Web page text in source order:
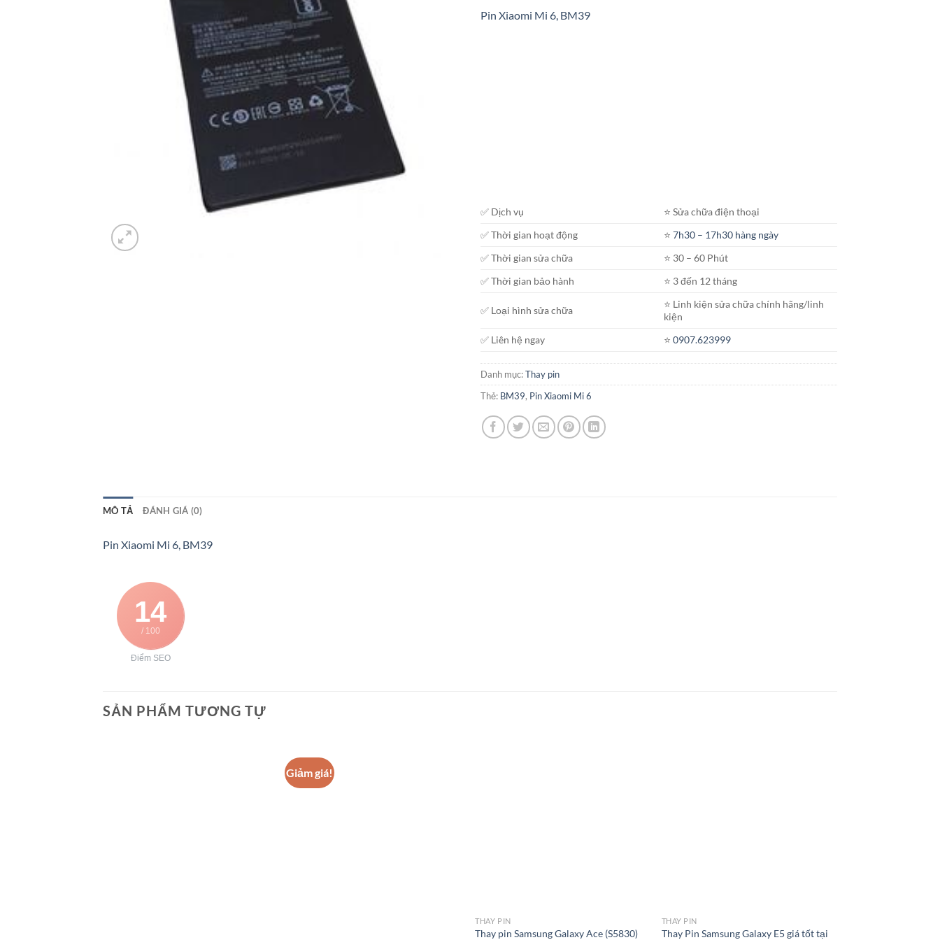
Pin Xiaomi Mi 6, BM39
✅ Dịch vụ
⭐️ Sửa chữa điện thoại
✅ Thời gian hoạt động
⭐️7h30 – 17h30 hàng ngày
✅ Thời gian sửa chữa
⭐️ 30 – 60 Phút
✅ Thời gian bảo hành
⭐️ 3 đến 12 tháng
✅ Loại hình sửa chữa
⭐️ Linh kiện sửa chữa chính hãng/linh
kiện
✅ Liên hệ ngay
⭐️0907.623999
Danh mục:Thay pin
Thẻ: BM39, Pin Xiaomi Mi 6
MÔ TẢ ĐÁNH GIÁ (0)
Pin Xiaomi Mi 6, BM39
14
/ 100
Điểm SEO
SẢN PHẨM TƯƠNG TỰ
Giảm giá!
THAY PIN
Thay pin Samsung Galaxy Ace (S5830)
THAY PIN
Thay Pin Samsung Galaxy E5 giá tốt tại